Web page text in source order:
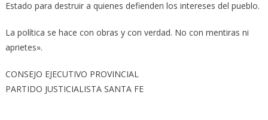
Estado para destruir a quienes defienden los intereses del pueblo.
La política se hace con obras y con verdad. No con mentiras ni
aprietes».
CONSEJO EJECUTIVO PROVINCIAL
PARTIDO JUSTICIALISTA SANTA FE